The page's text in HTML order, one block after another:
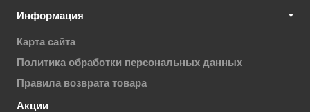
Информация
Карта сайта
Политика обработки персональных данных
Правила возврата товара
Акции